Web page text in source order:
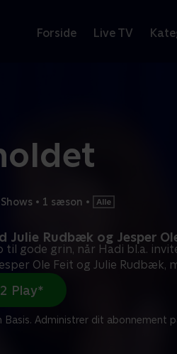
Forside Live TV
• 1 sæson •
Julie Rudbæk og Jesper
til gode grin, når Hadi bl.a.
Ole Feit og Julie Rudbæk,
Play*
Basis. Administrer dit abonnement